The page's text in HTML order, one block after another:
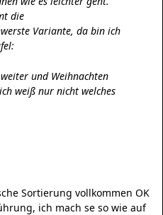
die
Variante, da bin ich
und Weihnachten
weiß nur nicht welches
Sortierung vollkommen OK
ich mach se so wie auf